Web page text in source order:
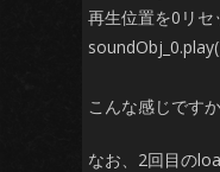
再生位置を0リセ
こんな感じですか
なお、2回目の